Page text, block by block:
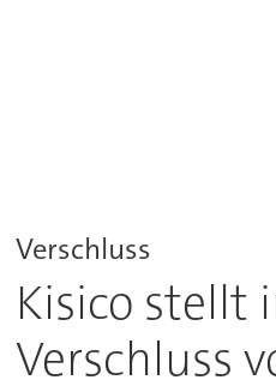
Verschluss
Kisico stellt
Verschluss